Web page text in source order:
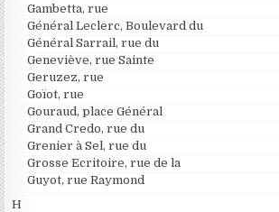
Gambetta, rue
Général Leclerc, Boulevard du
Général Sarrail, rue du
Geneviève, rue Sainte
Geruzez, rue
Goïot, rue
Gouraud, place Général
Grand Credo, rue du
Grenier à Sel, rue du
Grosse Ecritoire, rue de la
Guyot, rue Raymond
H